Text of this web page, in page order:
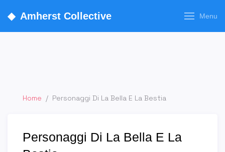
◆ Amherst Collective Menu
Home / Personaggi Di La Bella E La Bestia
Personaggi Di La Bella E La